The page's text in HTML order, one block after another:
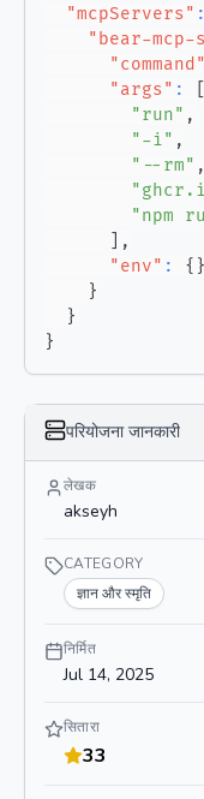
"mcpServers" :
"bear-mcp-
"command"
"args" :
"run" ,
"-i" ,
"--rm" ,
"npm
,
"env" : { }
}
}
}
परियोजना जानकारी
लेखक
akseyh
CATEGORY
ज्ञान और स्मृति
निर्मित
Jul 14, 2025
सितारा
33